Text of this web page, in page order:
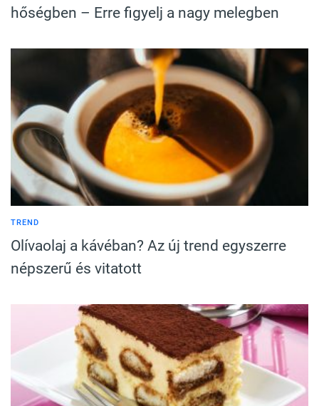
hőségben – Erre figyelj a nagy melegben
TREND
Olívaolaj a kávéban? Az új trend egyszerre
népszerű és vitatott